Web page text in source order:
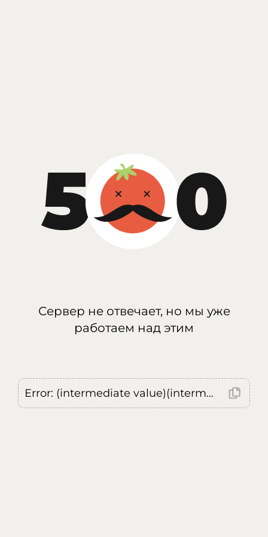
Сервер не отвечает, но мы уже
работаем над этим
Error: (intermediate value)(intermediate value)(intermediate value).replaceAll is not a function